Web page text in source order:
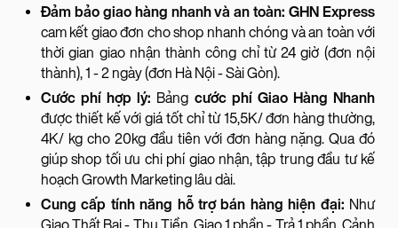
Đảm bảo giao hàng nhanh và an toàn: GHN Express
cam kết giao đơn cho shop nhanh chóng và an toàn với
thời gian giao nhận thành công chỉ từ 24 giờ (đơn nội
thành), 1 - 2 ngày (đơn Hà Nội - Sài Gòn).
Cước phí hợp lý: Bảng cước phí Giao Hàng Nhanh
được thiết kế với giá tốt chỉ từ 15,5K/ đơn hàng thường,
4K/ kg cho 20kg đầu tiên với đơn hàng nặng. Qua đó
giúp shop tối ưu chi phí giao nhận, tập trung đầu tư kế
hoạch Growth Marketing lâu dài.
Cung cấp tính năng hỗ trợ bán hàng hiện đại: Như